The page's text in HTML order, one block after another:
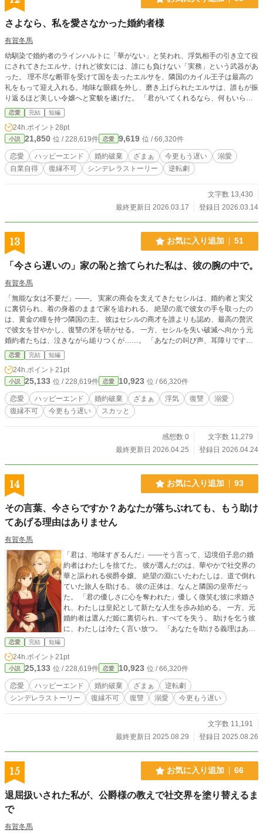
さよなら、私を愛さなかった婚約者様
有賀冬馬
幼馴染で婚約者のラインハルトに「華がない」と笑われ、浮気相手の引き立て役
にされてきたエルサ。けれど彼女には、誰にも負けない「実務」という武器があ
った。 理不尽な断罪を受けて国を去ったエルサを、隣国のカイル王子は最高の
礼をもって迎え入れる。地味な眼鏡を外し、磨き上げられたエルサは、誰もが振
り返るほど美しい令嬢へと変貌を遂げた。 「君がいてくれるなら、何もいらな
い」 甘い言葉で溺愛されるエルサ。対照的に、自業自得で没落する元婚約者。
恋愛 完結 短編
24h.ポイント 28pt
小説 21,850 位 / 228,619件 恋愛 9,619 位 / 66,320件
恋愛 ハッピーエンド 婚約破棄 ざまぁ 今更もう遅い
溺愛
自業自得
復縁不可 シンデレラストーリー 逆転劇
文字数 13,430
最終更新日 2026.03.17
登録日 2026.03.14
13 お気に入り追加 51
「今さら遅いの」家の恥と捨てられた私は、彼の腕の中で。
有賀冬馬
「無能な女は不要だ」――。 実家の商会を支えてきたセシルは、婚約者と実父
に裏切られ、着の身着のままで家を追われる。 絶望の底で彼女の手を取ったの
は、黄金の瞳を持つ隣国の主。 彼はセシルの商才を誰よりも認め、最高の贅沢
で彼女を甘やかし、復讐の牙を研がせる。 一方、セシルを失い破滅へ向かう元
婚約者たちは、泣きながら縋りつくが……。 「あなたの叫び声、耳障りです
わ」
恋愛 完結 短編
24h.ポイント 21pt
小説 25,133 位 / 228,619件 恋愛 10,923 位 / 66,320件
恋愛 ハッピーエンド 婚約破棄 ざまぁ 浮気 復讐
溺愛
復縁不可
今更もう遅い スカッと
感想数 0
文字数 11,279
最終更新日 2026.04.25
登録日 2026.04.24
14 お気に入り追加 93
その言葉、今さらですか？あなたが落ちぶれても、もう助け
てあげる理由はありません
有賀冬馬
「君は、地味すぎるんだ」――そう言って、辺境伯子息の婚
約者はわたしを捨てた。 彼が選んだのは、華やかで社交界の
華と謳われる侯爵令嬢。 絶望の淵にいたわたしは、道で倒れ
ていた旅人を助ける。 彼の正体は、なんと隣国の皇帝だっ
た。 「君の優しさに心を奪われた」優しく微笑む彼に求婚さ
れ、わたしは皇妃として新たな人生を歩み始める。 一方、元
婚約者は選んだ姫に裏切られ、すべてを失う。 助けを乞う彼
に、わたしは冷たく言い放つ。 「あなたを助ける義理はあり
ません」。
恋愛 完結 短編
24h.ポイント 21pt
小説 25,133 位 / 228,619件 恋愛 10,923 位 / 66,320件
恋愛 ハッピーエンド 婚約破棄 ざまぁ
逆転劇
シンデレラストーリー
復縁不可 復讐 溺愛 今更もう遅い
文字数 11,191
最終更新日 2025.08.29
登録日 2025.08.26
15 お気に入り追加 66
退屈扱いされた私が、公爵様の教えで社交界を塗り替えるま
で
有賀冬馬